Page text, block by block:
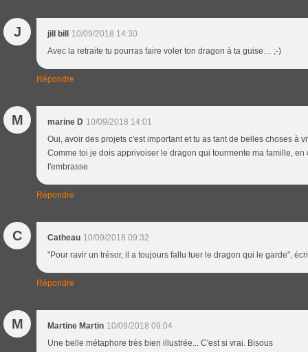
J jill bill 10/09/2018 14:30
Avec la retraite tu pourras faire voler ton dragon à ta guise… ;-)
Répondre
M marine D 10/09/2018 14:01
Oui, avoir des projets c'est important et tu as tant de belles choses à
Comme toi je dois apprivoiser le dragon qui tourmente ma famille, en
t'embrasse
Répondre
C Catheau 10/09/2018 09:32
"Pour ravir un trésor, il a toujours fallu tuer le dragon qui le garde",
Répondre
M Martine Martin 10/09/2018 09:04
Une belle métaphore très bien illustrée... C'est si vrai. Bisous